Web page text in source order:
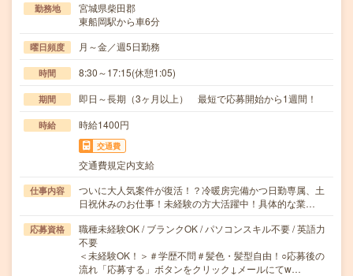
勤務地
宮城県柴田郡
東船岡駅から車6分
曜日頻度 月～金／週5日勤務
時間 8:30～17:15(休憩1:05)
期間 即日～長期（3ヶ月以上） 最短で応募開始から1週間！
時給 時給1400円
交通費
交通費規定内支給
仕事内容
ついに大人気案件が復活！？冷暖房完備かつ日勤専属、土
日祝休みのお仕事！未経験の方大活躍中！具体的な業…
応募資格
職種未経験OK / ブランクOK / パソコンスキル不要 / 英語力
不要
＜未経験OK！＞＃学歴不問＃髪色・髪型自由！○応募後の
流れ「応募する」ボタンをクリック↓メールにてw…